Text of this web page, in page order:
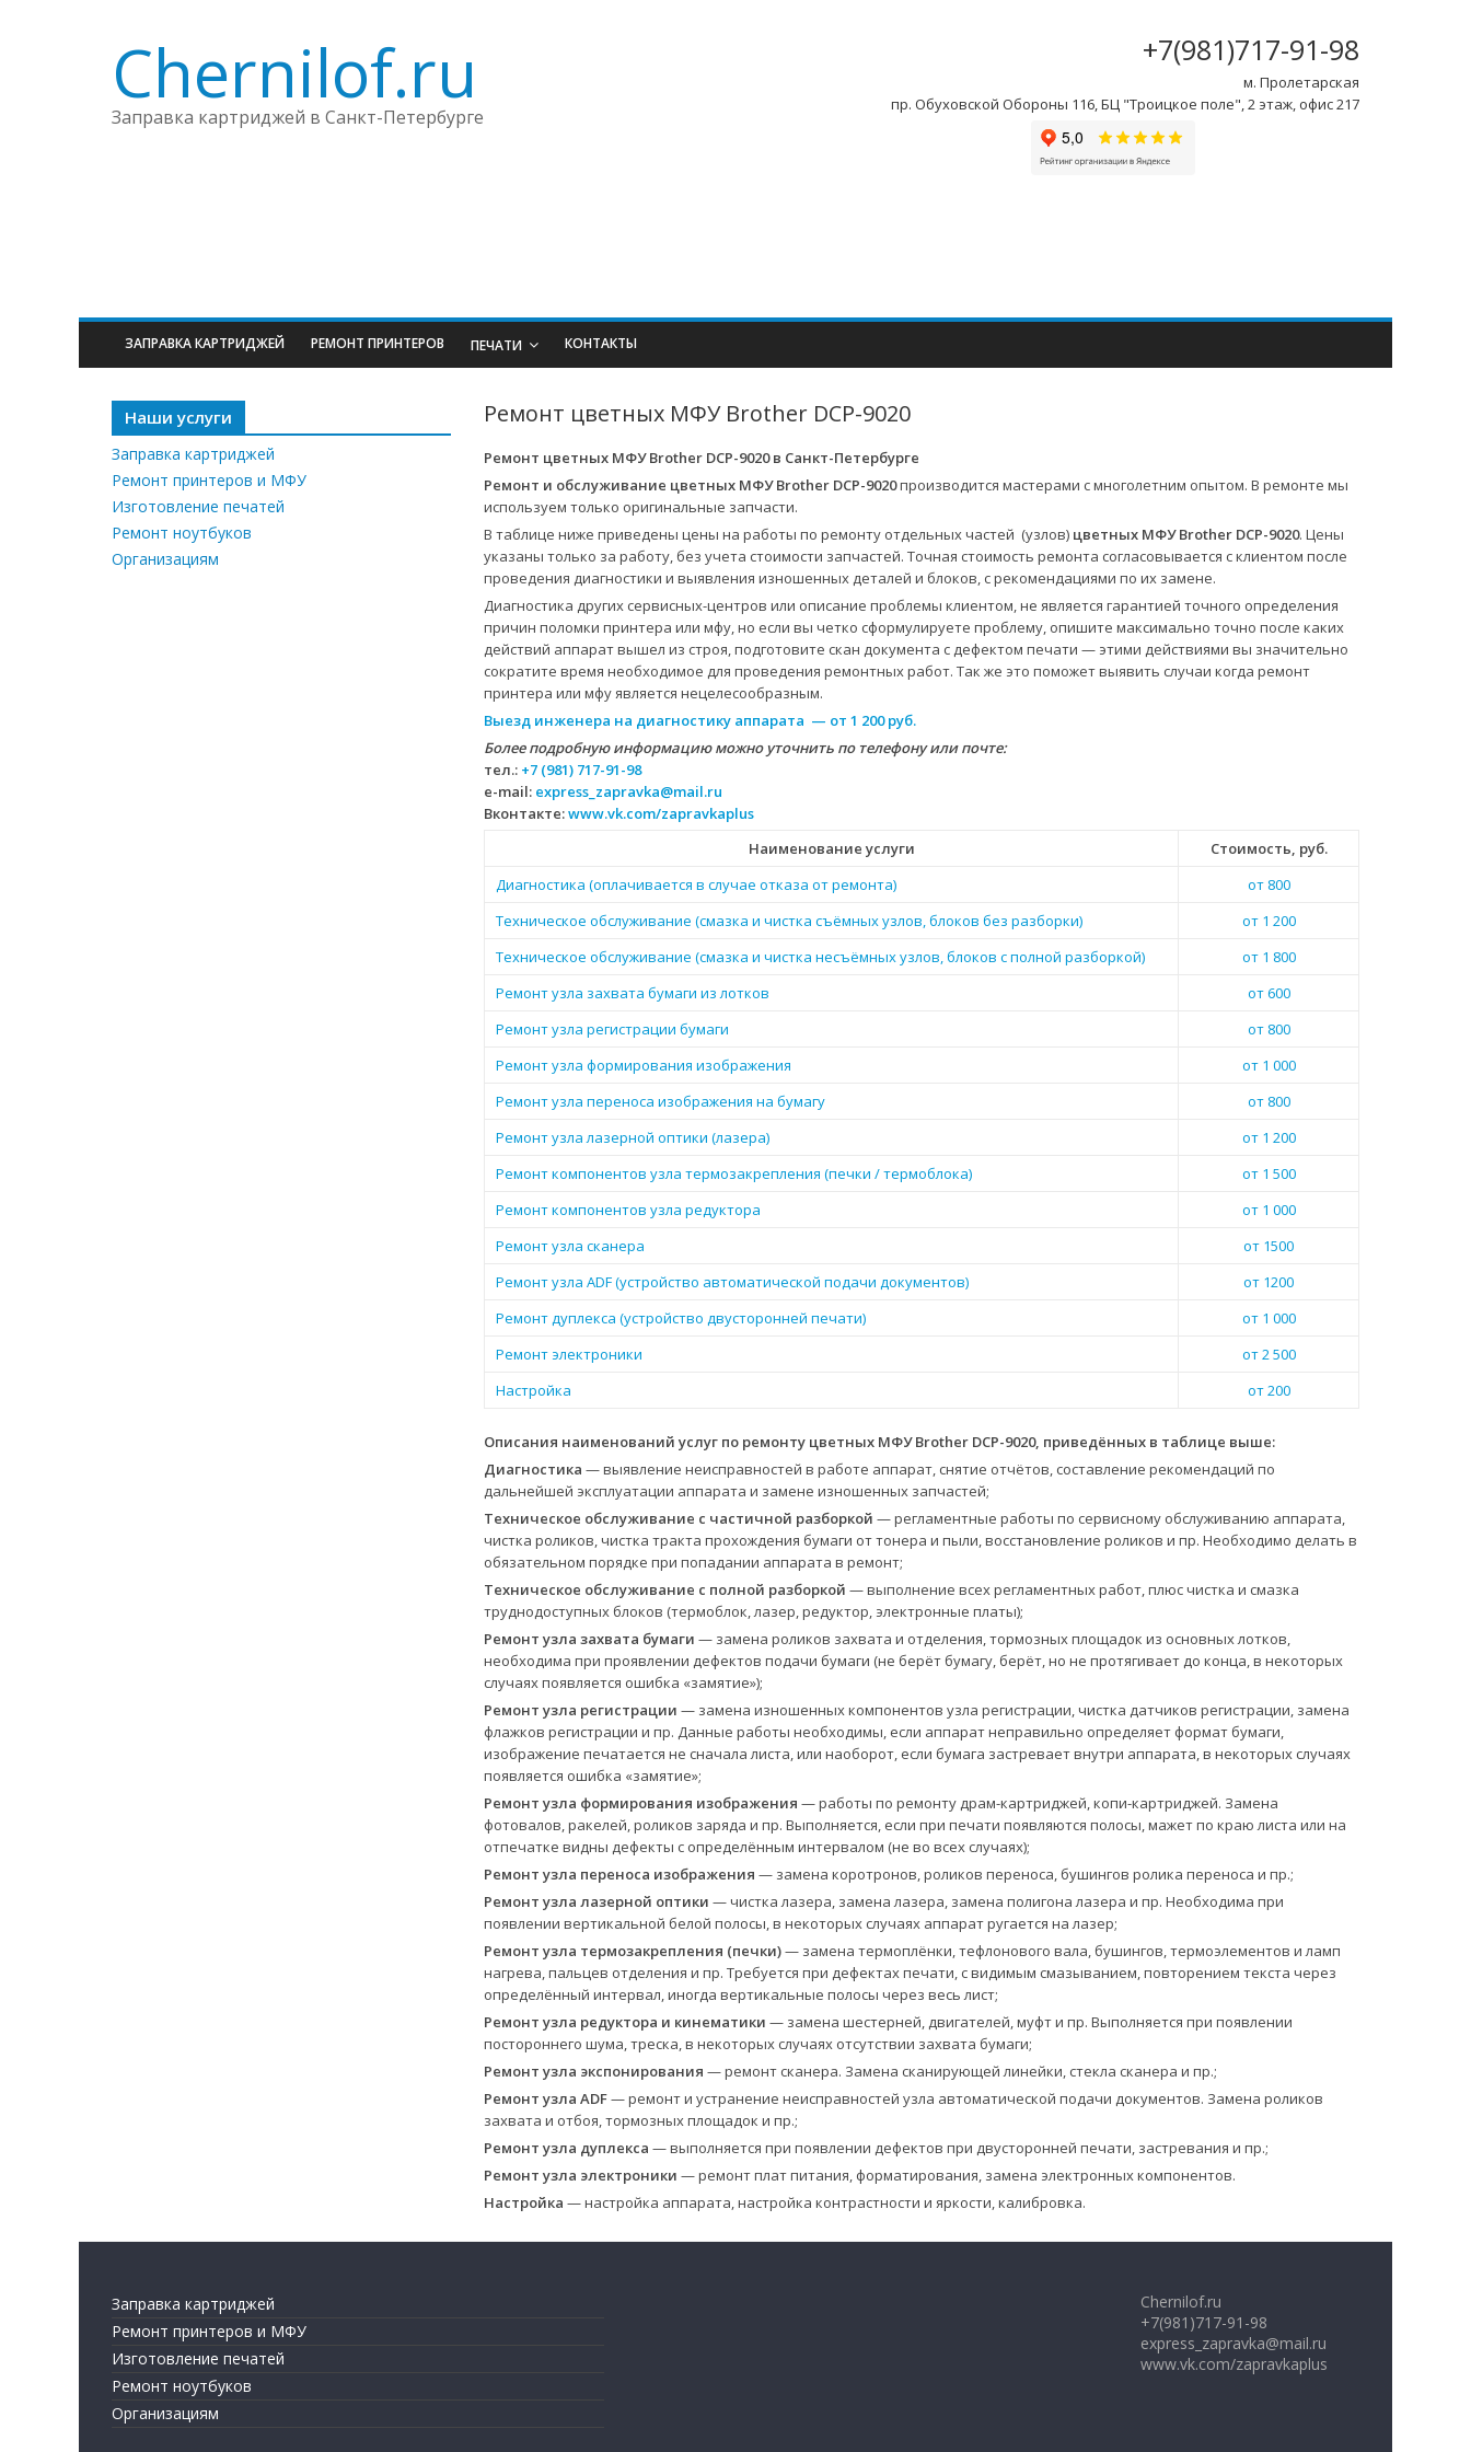
Chernilof.ru
Заправка картриджей в Санкт-Петербурге
+7(981)717-91-98
м. Пролетарская
пр. Обуховской Обороны 116, БЦ "Троицкое поле", 2 этаж, офис 217
ЗАПРАВКА КАРТРИДЖЕЙ РЕМОНТ ПРИНТЕРОВ ПЕЧАТИ КОНТАКТЫ
Ремонт цветных МФУ Brother DCP-9020
Ремонт цветных МФУ Brother DCP-9020 в Санкт-Петербурге
Ремонт и обслуживание цветных МФУ Brother DCP-9020производится мастерами с многолетним опытом. В ремонте мы
используем только оригинальные запчасти.
В таблице ниже приведены цены на работы по ремонту отдельных частей (узлов) цветных МФУ Brother DCP-9020. Цены
указаны только за работу, без учета стоимости запчастей. Точная стоимость ремонта согласовывается с клиентом после
проведения диагностики и выявления изношенных деталей и блоков, с рекомендациями по их замене.
Диагностика других сервисных-центров или описание проблемы клиентом, не является гарантией точного определения
причин поломки принтера или мфу, но если вы четко сформулируете проблему, опишите максимально точно после каких
действий аппарат вышел из строя, подготовите скан документа с дефектом печати — этими действиями вы значительно
сократите время необходимое для проведения ремонтных работ. Так же это поможет выявить случаи когда ремонт
принтера или мфу является нецелесообразным.
Выезд инженера на диагностику аппарата — от 1 200 руб.
Более подробную информацию можно уточнить по телефону или почте:
тел.: +7 (981) 717-91-98
e-mail: express_zapravka@mail.ru
Вконтакте:www.vk.com/zapravkaplus
Наименование услуги
Стоимость, руб.
Диагностика (оплачивается в случае отказа от ремонта)
от 800
Техническое обслуживание (смазка и чистка съёмных узлов, блоков без разборки)
от 1 200
Техническое обслуживание (смазка и чистка несъёмных узлов, блоков с полной разборкой)
от 1 800
Ремонт узла захвата бумаги из лотков
от 600
Ремонт узла регистрации бумаги
от 800
Ремонт узла формирования изображения
от 1 000
Ремонт узла переноса изображения на бумагу
от 800
Ремонт узла лазерной оптики (лазера)
от 1 200
Ремонт компонентов узла термозакрепления (печки / термоблока)
от 1 500
Ремонт компонентов узла редуктора
от 1 000
Ремонт узла сканера
от 1500
Ремонт узла ADF (устройство автоматической подачи документов)
от 1200
Ремонт дуплекса (устройство двусторонней печати)
от 1 000
Ремонт электроники
от 2 500
Настройка
от 200
Описания наименований услуг по ремонту цветных МФУ Brother DCP-9020, приведённых в таблице выше:
Диагностика — выявление неисправностей в работе аппарат, снятие отчётов, составление рекомендаций по
дальнейшей эксплуатации аппарата и замене изношенных запчастей;
Техническое обслуживание с частичной разборкой — регламентные работы по сервисному обслуживанию аппарата,
чистка роликов, чистка тракта прохождения бумаги от тонера и пыли, восстановление роликов и пр. Необходимо делать в
обязательном порядке при попадании аппарата в ремонт;
Техническое обслуживание с полной разборкой — выполнение всех регламентных работ, плюс чистка и смазка
труднодоступных блоков (термоблок, лазер, редуктор, электронные платы);
Ремонт узла захвата бумаги — замена роликов захвата и отделения, тормозных площадок из основных лотков,
необходима при проявлении дефектов подачи бумаги (не берёт бумагу, берёт, но не протягивает до конца, в некоторых
случаях появляется ошибка «замятие»);
Ремонт узла регистрации — замена изношенных компонентов узла регистрации, чистка датчиков регистрации, замена
флажков регистрации и пр. Данные работы необходимы, если аппарат неправильно определяет формат бумаги,
изображение печатается не сначала листа, или наоборот, если бумага застревает внутри аппарата, в некоторых случаях
появляется ошибка «замятие»;
Ремонт узла формирования изображения — работы по ремонту драм-картриджей, копи-картриджей. Замена
фотовалов, ракелей, роликов заряда и пр. Выполняется, если при печати появляются полосы, мажет по краю листа или на
отпечатке видны дефекты с определённым интервалом (не во всех случаях);
Ремонт узла переноса изображения — замена коротронов, роликов переноса, бушингов ролика переноса и пр.;
Ремонт узла лазерной оптики — чистка лазера, замена лазера, замена полигона лазера и пр. Необходима при
появлении вертикальной белой полосы, в некоторых случаях аппарат ругается на лазер;
Ремонт узла термозакрепления (печки)— замена термоплёнки, тефлонового вала, бушингов, термоэлементов и ламп
нагрева, пальцев отделения и пр. Требуется при дефектах печати, с видимым смазыванием, повторением текста через
определённый интервал, иногда вертикальные полосы через весь лист;
Ремонт узла редуктора и кинематики — замена шестерней, двигателей, муфт и пр. Выполняется при появлении
постороннего шума, треска, в некоторых случаях отсутствии захвата бумаги;
Ремонт узла экспонирования — ремонт сканера. Замена сканирующей линейки, стекла сканера и пр.;
Ремонт узла ADF— ремонт и устранение неисправностей узла автоматической подачи документов. Замена роликов
захвата и отбоя, тормозных площадок и пр.;
Ремонт узла дуплекса — выполняется при появлении дефектов при двусторонней печати, застревания и пр.;
Ремонт узла электроники — ремонт плат питания, форматирования, замена электронных компонентов.
Настройка — настройка аппарата, настройка контрастности и яркости, калибровка.
Наши услуги
Заправка картриджей
Ремонт принтеров и МФУ
Изготовление печатей
Ремонт ноутбуков
Организациям
Заправка картриджей
Ремонт принтеров и МФУ
Изготовление печатей
Ремонт ноутбуков
Организациям
Chernilof.ru
+7(981)717-91-98
express_zapravka@mail.ru
www.vk.com/zapravkaplus